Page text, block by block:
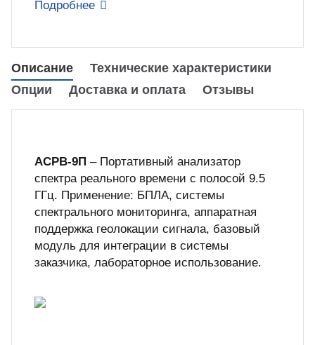
неиспользуемого оборудования
Подробнее
Описание
Технические характеристики
Опции
Доставка и оплата Отзывы
АСРВ-9П – Портативный анализатор
спектра реального времени с полосой 9.5
ГГц. Применение: БПЛА, системы
спектрального мониторинга, аппаратная
поддержка геолокации сигнала, базовый
модуль для интеграции в системы
заказчика, лабораторное использование.